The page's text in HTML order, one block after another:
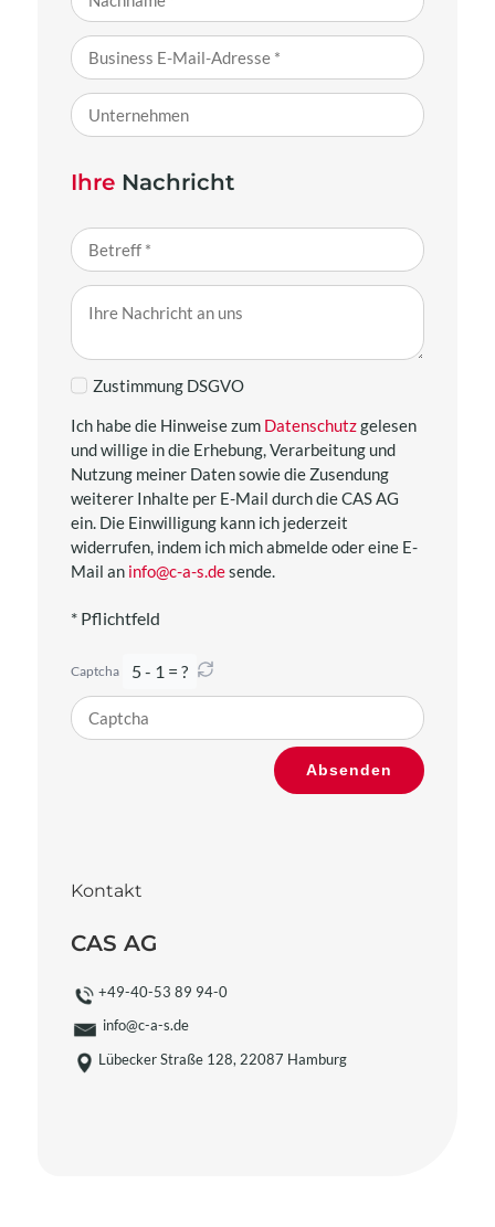
Ihre Nachricht
Zustimmung DSGVO
Ich habe die Hinweise zum Datenschutzgelesen
und willige in die Erhebung, Verarbeitung und
Nutzung meiner Daten sowie die Zusendung
weiterer Inhalte per E-Mail durch die CAS AG
ein. Die Einwilligung kann ich jederzeit
widerrufen, indem ich mich abmelde oder eine E-
Mail an info@c-a-s.desende.
* Pflichtfeld
Captcha 5 - 1 = ?
angezeigten
ein,
zu
bestätigen,
dass
du
Absenden
Kontakt
CAS AG
+49-40-53 89 94-0
info@c-a-s.de
Lübecker Straße 128, 22087 Hamburg